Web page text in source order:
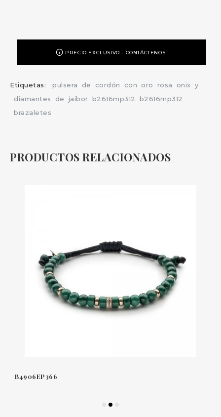
PRECIO EXCLUSIVO - CONTÁCTENOS
Etiquetas: pulsera de cordón con oro rosa onix y
diamantes
de jaibor b2616mp312
b2616mp312
brazaletes
PRODUCTOS RELACIONADOS
B4906EP366